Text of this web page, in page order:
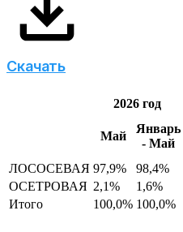
Скачать
2026 год
Май
Январь
- Май
ЛОСОСЕВАЯ 97,9% 98,4%
ОСЕТРОВАЯ 2,1% 1,6%
Итого
100,0% 100,0%